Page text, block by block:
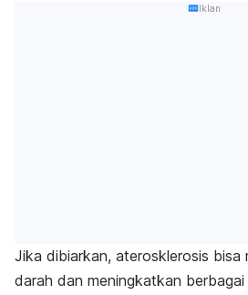
Iklan
Jika dibiarkan, aterosklerosis bisa
darah dan meningkatkan berbagai